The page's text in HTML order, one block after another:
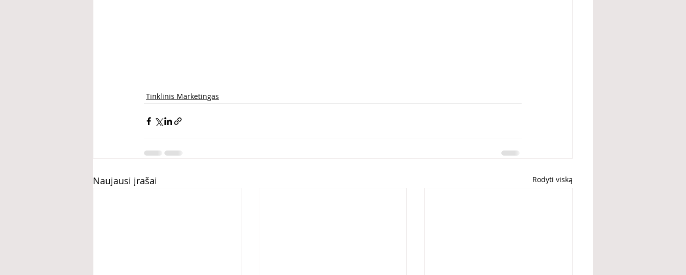
Tinklinis Marketingas
Naujausi įrašai Rodyti viską